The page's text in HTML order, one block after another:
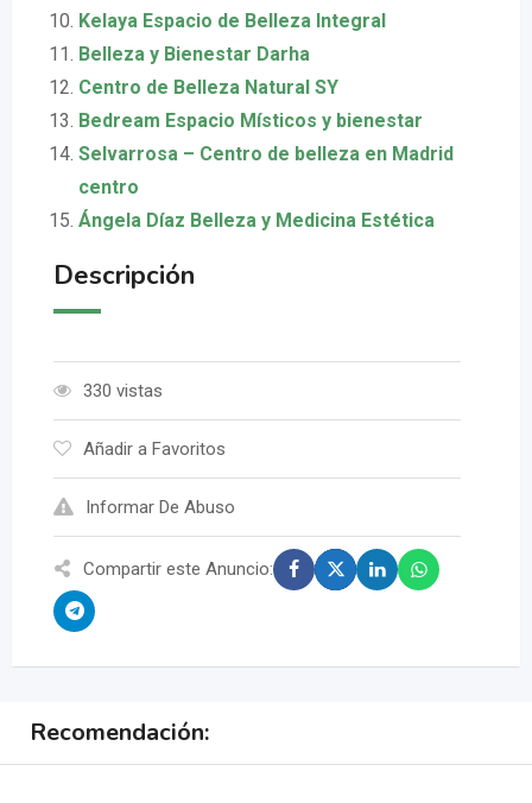
Kelaya Espacio de Belleza Integral
Belleza y Bienestar Darha
Centro de Belleza Natural SY
Bedream Espacio Místicos y bienestar
Selvarrosa – Centro de belleza en Madrid
centro
Ángela Díaz Belleza y Medicina Estética
Descripción
330 vistas
Añadir a Favoritos
Informar De Abuso
Compartir este Anuncio:
Recomendación: